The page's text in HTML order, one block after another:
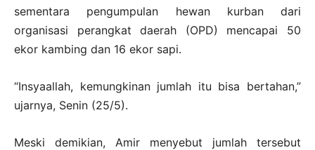
sementara pengumpulan hewan kurban dari
organisasi perangkat daerah (OPD) mencapai 50
ekor kambing dan 16 ekor sapi.
“Insyaallah, kemungkinan jumlah itu bisa bertahan,”
ujarnya, Senin (25/5).
Meski demikian, Amir menyebut jumlah tersebut